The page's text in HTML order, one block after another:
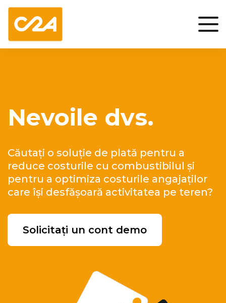
Nevoile dvs.
Căutați o soluție de plată pentru a
reduce costurile cu combustibilul și
pentru a optimiza costurile angajaților
care își desfășoară activitatea pe teren?
Solicitați un cont demo